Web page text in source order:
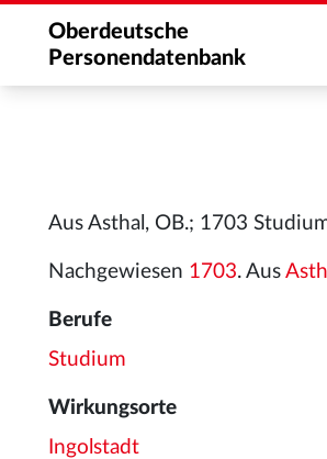
Oberdeutsche
Personendatenbank
Aus Asthal, OB.; 1703
Nachgewiesen 1703. Aus
Berufe
Studium
Wirkungsorte
Ingolstadt